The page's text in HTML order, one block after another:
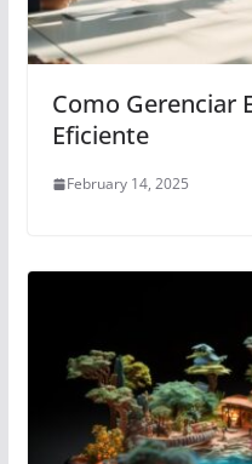
Como Gerenciar
Eficiente
February 14, 2025